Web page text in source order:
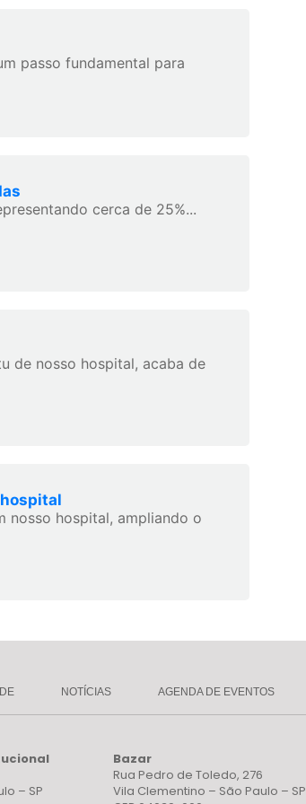
passo fundamental para
cerca de 25%...
de nosso hospital, acaba de
nosso hospital, ampliando o
NOTÍCIAS AGENDA DE EVENTOS
– SP
Bazar
Rua Pedro de Toledo, 276
Vila Clementino – São Paulo – SP